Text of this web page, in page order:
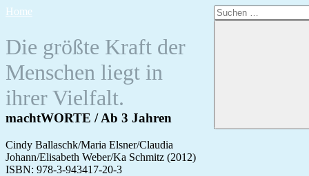
Zum
Home
Die größte Kraft der
Menschen liegt in
ihrer Vielfalt.
Suchen
nach:
machtWORTE / Ab 3 Jahren
Cindy Ballaschk/Maria Elsner/Claudia
Johann/Elisabeth Weber/Ka Schmitz (2012)
ISBN: 978-3-943417-20-3